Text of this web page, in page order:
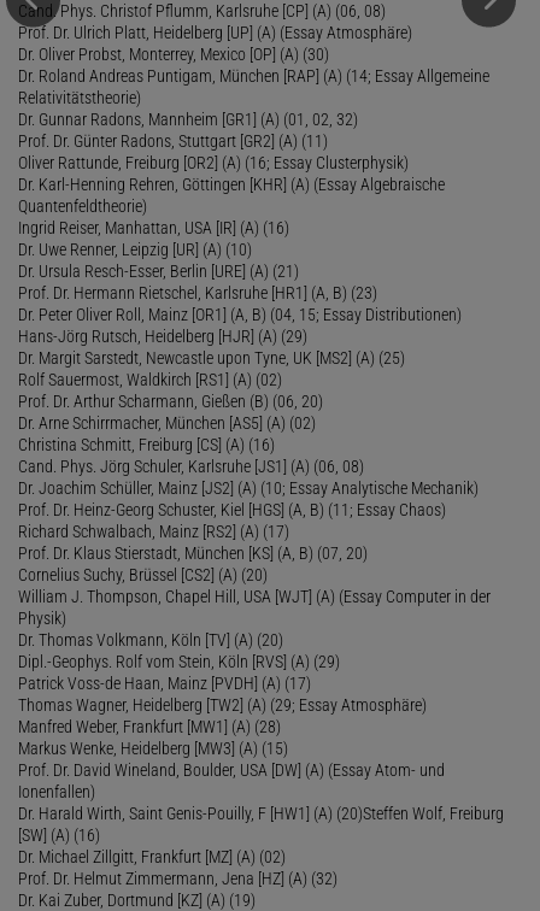
Cand. Phys. Christof Pflumm, Karlsruhe [CP] (A) (06, 08)
Prof. Dr. Ulrich Platt, Heidelberg [UP] (A) (Essay Atmosphäre)
Dr. Oliver Probst, Monterrey, Mexico [OP] (A) (30)
Dr. Roland Andreas Puntigam, München [RAP] (A) (14; Essay Allgemeine
Relativitätstheorie)
Dr. Gunnar Radons, Mannheim [GR1] (A) (01, 02, 32)
Prof. Dr. Günter Radons, Stuttgart [GR2] (A) (11)
Oliver Rattunde, Freiburg [OR2] (A) (16; Essay Clusterphysik)
Dr. Karl-Henning Rehren, Göttingen [KHR] (A) (Essay Algebraische
Quantenfeldtheorie)
Ingrid Reiser, Manhattan, USA [IR] (A) (16)
Dr. Uwe Renner, Leipzig [UR] (A) (10)
Dr. Ursula Resch-Esser, Berlin [URE] (A) (21)
Prof. Dr. Hermann Rietschel, Karlsruhe [HR1] (A, B) (23)
Dr. Peter Oliver Roll, Mainz [OR1] (A, B) (04, 15; Essay Distributionen)
Hans-Jörg Rutsch, Heidelberg [HJR] (A) (29)
Dr. Margit Sarstedt, Newcastle upon Tyne, UK [MS2] (A) (25)
Rolf Sauermost, Waldkirch [RS1] (A) (02)
Prof. Dr. Arthur Scharmann, Gießen (B) (06, 20)
Dr. Arne Schirrmacher, München [AS5] (A) (02)
Christina Schmitt, Freiburg [CS] (A) (16)
Cand. Phys. Jörg Schuler, Karlsruhe [JS1] (A) (06, 08)
Dr. Joachim Schüller, Mainz [JS2] (A) (10; Essay Analytische Mechanik)
Prof. Dr. Heinz-Georg Schuster, Kiel [HGS] (A, B) (11; Essay Chaos)
Richard Schwalbach, Mainz [RS2] (A) (17)
Prof. Dr. Klaus Stierstadt, München [KS] (A, B) (07, 20)
Cornelius Suchy, Brüssel [CS2] (A) (20)
William J. Thompson, Chapel Hill, USA [WJT] (A) (Essay Computer in der
Physik)
Dr. Thomas Volkmann, Köln [TV] (A) (20)
Dipl.-Geophys. Rolf vom Stein, Köln [RVS] (A) (29)
Patrick Voss-de Haan, Mainz [PVDH] (A) (17)
Thomas Wagner, Heidelberg [TW2] (A) (29; Essay Atmosphäre)
Manfred Weber, Frankfurt [MW1] (A) (28)
Markus Wenke, Heidelberg [MW3] (A) (15)
Prof. Dr. David Wineland, Boulder, USA [DW] (A) (Essay Atom- und
Ionenfallen)
Dr. Harald Wirth, Saint Genis-Pouilly, F [HW1] (A) (20)Steffen Wolf, Freiburg
[SW] (A) (16)
Dr. Michael Zillgitt, Frankfurt [MZ] (A) (02)
Prof. Dr. Helmut Zimmermann, Jena [HZ] (A) (32)
Dr. Kai Zuber, Dortmund [KZ] (A) (19)